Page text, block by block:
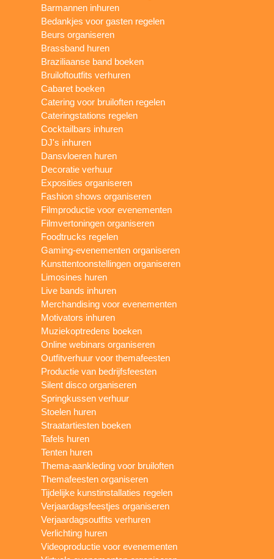
Barmannen inhuren
Bedankjes voor gasten regelen
Beurs organiseren
Brassband huren
Braziliaanse band boeken
Bruiloftoutfits verhuren
Cabaret boeken
Catering voor bruiloften regelen
Cateringstations regelen
Cocktailbars inhuren
DJ's inhuren
Dansvloeren huren
Decoratie verhuur
Exposities organiseren
Fashion shows organiseren
Filmproductie voor evenementen
Filmvertoningen organiseren
Foodtrucks regelen
Gaming-evenementen organiseren
Kunsttentoonstellingen organiseren
Limosines huren
Live bands inhuren
Merchandising voor evenementen
Motivators inhuren
Muziekoptredens boeken
Online webinars organiseren
Outfitverhuur voor themafeesten
Productie van bedrijfsfeesten
Silent disco organiseren
Springkussen verhuur
Stoelen huren
Straatartiesten boeken
Tafels huren
Tenten huren
Thema-aankleding voor bruiloften
Themafeesten organiseren
Tijdelijke kunstinstallaties regelen
Verjaardagsfeestjes organiseren
Verjaardagsoutfits verhuren
Verlichting huren
Videoproductie voor evenementen